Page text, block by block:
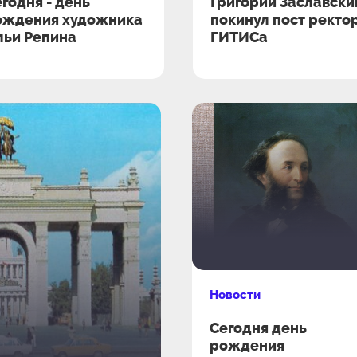
художника
Репина
покинул пост
ГИТИСа
Новости
Сегодня день
рождения